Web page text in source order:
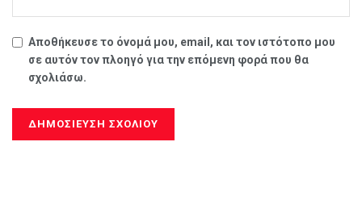
Αποθήκευσε το όνομά μου, email, και τον ιστότοπο μου
σε αυτόν τον πλοηγό για την επόμενη φορά που θα
σχολιάσω.